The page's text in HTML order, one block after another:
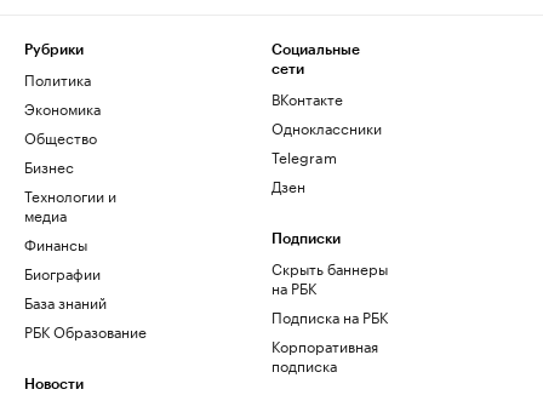
Рубрики
Политика
Экономика
Общество
Бизнес
Технологии и
медиа
Финансы
Биографии
База знаний
РБК Образование
Новости
Социальные
сети
ВКонтакте
Одноклассники
Telegram
Дзен
Подписки
Скрыть баннеры
на РБК
Подписка на РБК
Корпоративная
подписка